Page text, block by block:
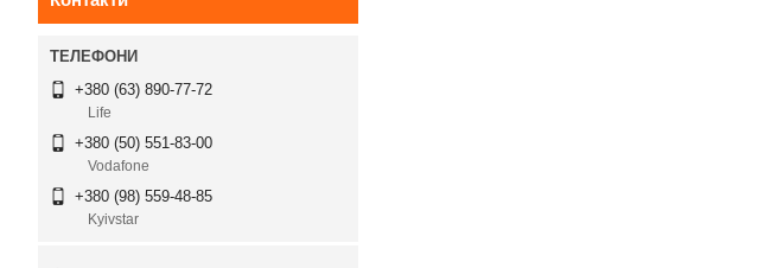
+380 (63) 890-77-72
Life
+380 (50) 551-83-00
Vodafone
+380 (98) 559-48-85
Kyivstar